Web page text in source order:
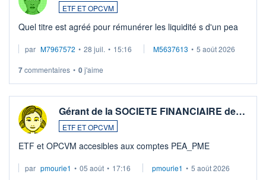
ETF ET OPCVM
Quel titre est agréé pour rémunérer les liquidité s d'un pea
par M7967572 • 28 juil. • 15:16 M5637613 • 5 août 2026
7commentaires • 0j'aime
Gérant de la SOCIETE FINANCIAIRE de…
ETF ET OPCVM
ETF et OPCVM accesibles aux comptes PEA_PME
par pmourie1 • 05 août • 17:16 pmourie1 • 5 août 2026